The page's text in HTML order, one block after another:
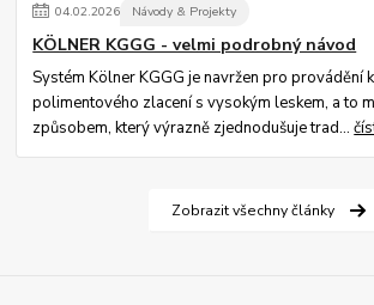
04.02.2026 Návody & Projekty
KÖLNER KGGG - velmi podrobný návod
Systém Kölner KGGG je navržen pro provádění
polimentového zlacení s vysokým leskem, a to
způsobem, který výrazně zjednodušuje trad...
Zobrazit všechny články